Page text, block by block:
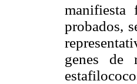
manifiesta
probados,
genes de